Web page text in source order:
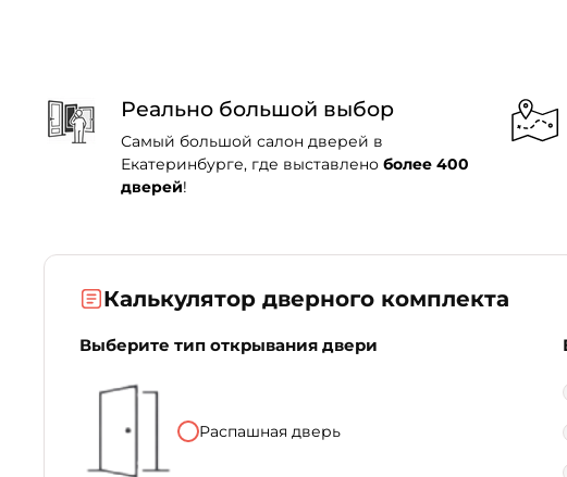
Реально большой выбор
Самый большой салон дверей в
Екатеринбурге, где выставлено более 400
дверей!
Калькулятор дверного комплекта
Выберите тип открывания двери
Распашная дверь